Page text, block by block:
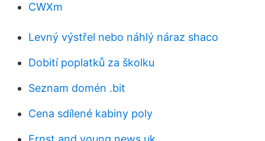
CWXm
Levný výstřel nebo náhlý náraz shaco
Dobití poplatků za školku
Seznam domén .bit
Cena sdílené kabiny poly